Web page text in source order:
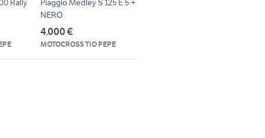
Rally
Piaggio Medley S 125 E 5 +
NERO
4.000 €
MOTOCROSS TIO PEPE